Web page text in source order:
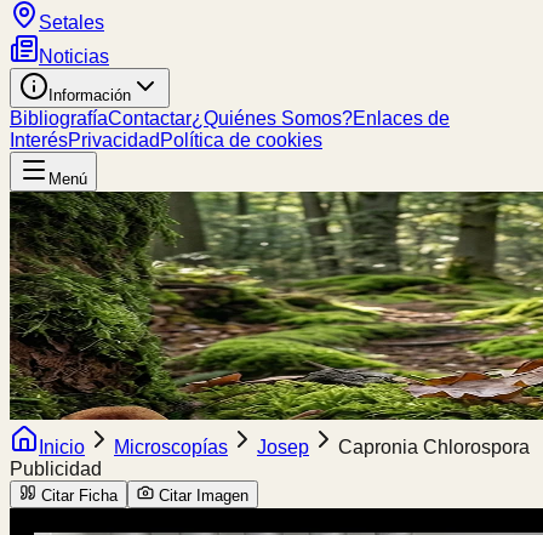
Setales
Noticias
Información
BibliografíaContactar¿Quiénes Somos?Enlaces de
InterésPrivacidad Política de cookies
Menú
Inicio Microscopías Josep
Capronia Chlorospora
Publicidad
Citar Ficha Citar Imagen